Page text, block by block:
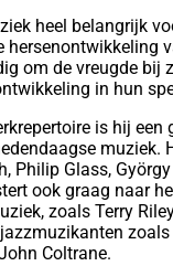
heel belangrijk
hersenontwikkeling
om de vreugde bij
in hun
is hij een
muziek.
Philip Glass,
ook graag naar
zoals Terry
Coltrane.